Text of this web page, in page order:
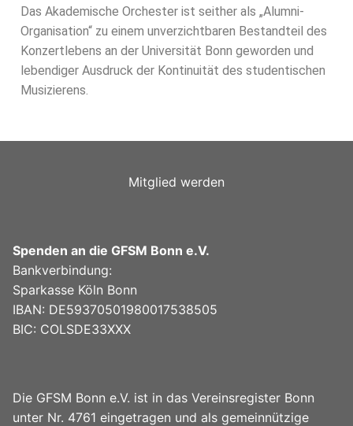
Das Akademische Orchester ist seither als „Alumni-
Organisation“ zu einem unverzichtbaren Bestandteil des
Konzertlebens an der Universität Bonn geworden und
lebendiger Ausdruck der Kontinuität des studentischen
Musizierens.
Mitglied werden
Spenden an die GFSM Bonn e.V.
Bankverbindung:
Sparkasse Köln Bonn
IBAN: DE59370501980017538505
BIC: COLSDE33XXX
Die GFSM Bonn e.V. ist in das Vereinsregister Bonn
unter Nr. 4761 eingetragen und als gemeinnützige